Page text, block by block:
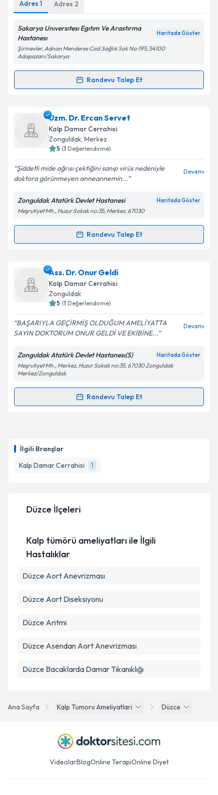
İlgili Branşlar
Kalp Damar Cerrahisi
1
Kişisel verilerimin işlenmesine ilişkin
Aydınlatma
Metni'ni okudum ve kişisel verilerimin belirtilen
kapsamda işlenmesini kabul ediyorum.
Takvim Talebini Gönder
Adres 1 Adres 2
Sakarya Unıversıtesı Egıtım Ve Arastırma
Hastanesı
Haritada Göster
Şirinevler, Adnan Menderes Cad.Sağlık Sok No:195, 54100
Adapazarı/Sakarya
Randevu Talep Et
Randevu Takvimi Talebi
Ass. Dr. Ahmet İlksoy Turaniçin randevu takvimi
talebi oluşturun. Size bu uzmandan randevu almanız
için bir takvim hazırlandığında e-posta ile
bilgilendireceğiz.
E-posta Adresiniz
Kişisel verilerimin işlenmesine ilişkin
Metni'ni okudum ve kişisel verilerimin belirtilen
kapsamda işlenmesini kabul ediyorum.
Uzm. Dr. Ercan Servet
Kalp Damar Cerrahisi
Zonguldak, Merkez
5 (1 Değerlendirme)
Şiddetli mide ağrısı çektiğini sanıp virüs nedeniyle
doktora görünmeyen anneannemin...
Devamı
Zonguldak Atatürk Devlet Hastanesi Haritada Göster
Meşrutiyet Mh., Huzur Sokak no:35, Merkez, 67030
Randevu Talep Et
Randevu Takvimi Talebi
Uzm. Dr. Ercan Servetiçin randevu takvimi talebi
oluşturun. Size bu uzmandan randevu almanız için bir
takvim hazırlandığında e-posta ile bilgilendireceğiz.
Kişisel verilerimin işlenmesine ilişkin
Aydınlatma
Metni'ni okudum ve kişisel verilerimin belirtilen
kapsamda işlenmesini kabul ediyorum.
Takvim Talebini Gönder
Ass. Dr. Onur Geldi
Kalp Damar Cerrahisi
Zonguldak
5 (1 Değerlendirme)
BAŞARIYLA GEÇİRMİŞ OLDUĞUM AMELİYATTA
SAYIN DOKTORUM ONUR GELDİ VE EKİBİNE...
Devamı
Zonguldak Atatürk Devlet Hastanesı(S) Haritada Göster
Meşrutiyet Mh., Merkez, Huzur Sokak no:35, 67030 Zonguldak
Merkez/Zonguldak
Randevu Talep Et
Randevu Takvimi Talebi
takvim hazırlandığında e-posta ile bilgilendireceğiz.
E-posta Adresiniz
kapsamda işlenmesini kabul ediyorum.
Ana Sayfa Kalp Tumoru Ameliyatlari Düzce
Düzce İlçeleri
Kalp tümörü ameliyatları ile İlgili
Hastalıklar
Düzce Aort Anevrizması
Düzce Aort Diseksiyonu
Düzce Aritmi
Düzce Asendan Aort Anevrizması
Düzce Bacaklarda Damar Tıkanıklığı
VideolarBlogOnline TerapiOnline Diyet